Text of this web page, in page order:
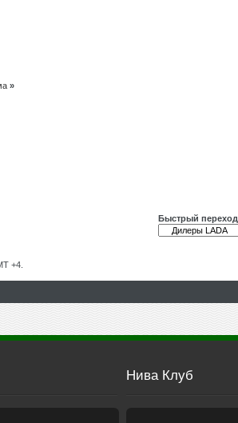
»
Быстрый переход
+4.
Нива Клуб